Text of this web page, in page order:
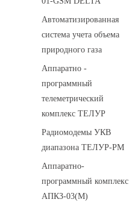
Автоматизированная
система учета объема
природного газа
Аппаратно -
программный
телеметрический
комплекс ТЕЛУР
Радиомодемы УКВ
диапазона ТЕЛУР-РМ
Аппаратно-
программный комплекс
АПКЗ-03(М)